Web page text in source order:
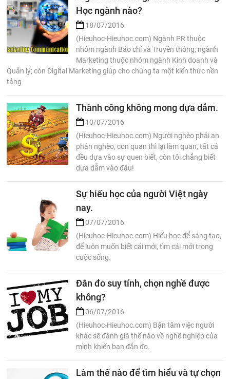
Học ngành nào?
18/07/2016
(Hieuhoc-Hieuhoc.com) Ngành PR thuộc
nhóm ngành Báo chí và Truyền thông; ngành
Marketing thuộc nhóm ngành Kinh doanh và
Quản lý; còn Digital Marketing giúp cho chúng ta một kiến thức nền
tảng
Thành công không mong dựa dẫm.
10/07/2016
(Hieuhoc-Hieuhoc.com) Người nghèo phải an
phận nghèo, con quan thì lại làm quan, tất cả
đều dựa vào sự quen biết, còn tôi chẳng biết
dựa dẫm vào đâu!
Sự hiếu học của người Việt ngày
nay.
07/07/2016
(Hieuhoc-Hieuhoc.com) Hiếu học để sáng tạo,
để luôn muốn biết cái mới, tìm cái mới trong
cuộc sống.
Đắn đo suy tính, chọn nghề được
không?
06/07/2016
(Hieuhoc-Hieuhoc.com) Bận tâm việc người
khác sẽ đánh giá thế nào về nghề nghiệp của
mình khiến bạn đắn đo.
Làm thế nào để tìm hiểu và tự chọn